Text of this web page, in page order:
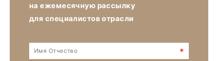
на ежемесячную рассылку
для специалистов отрасли
*